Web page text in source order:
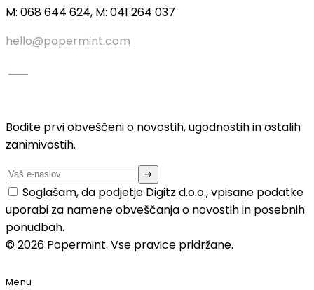
M: 068 644 624, M: 041 264 037
hello@popermint.com
Bodite prvi obveščeni o novostih, ugodnostih in ostalih
zanimivostih.
Soglašam, da podjetje Digitz d.o.o., vpisane podatke
uporabi za namene obveščanja o novostih in posebnih
ponudbah.
© 2026 Popermint. Vse pravice pridržane.
Menu